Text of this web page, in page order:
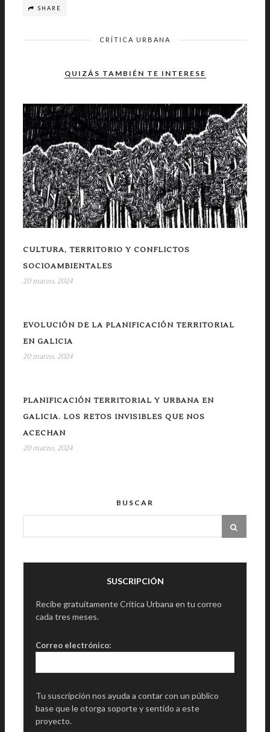
SHARE
CRÍTICA URBANA
QUIZÁS TAMBIÉN TE INTERESE
CULTURA, TERRITORIO Y CONFLICTOS
SOCIOAMBIENTALES
20 marzo, 2024
EVOLUCIÓN DE LA PLANIFICACIÓN TERRITORIAL
EN GALICIA
20 marzo, 2024
PLANIFICACIÓN TERRITORIAL Y URBANA EN
GALICIA. LOS RETOS INVISIBLES QUE NOS
ACECHAN
20 marzo, 2024
BUSCAR
SUSCRIPCIÓN
Recibe gratuitamente Crítica Urbana en tu correo
cada tres meses.
Correo electrónico:
Tu suscripción nos ayuda a contar con un público
base que le otorga soporte y sentido a este
proyecto.